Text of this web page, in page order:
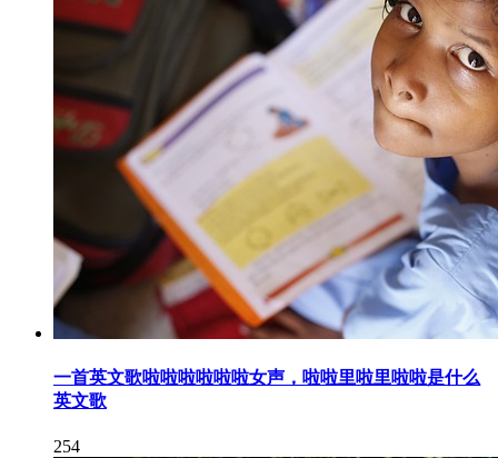
一首英文歌啦啦啦啦啦啦女声，啦啦里啦里啦啦是什么
英文歌
254